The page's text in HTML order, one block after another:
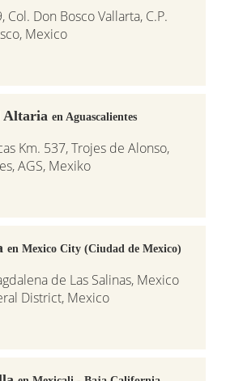
Col. Don Bosco Vallarta, C.P.
Mexico
Altaria en Aguascalientes
Km. 537, Trojes de Alonso,
AGS, Mexiko
en Mexico City (Ciudad de Mexico)
de Las Salinas, Mexico
District, Mexico